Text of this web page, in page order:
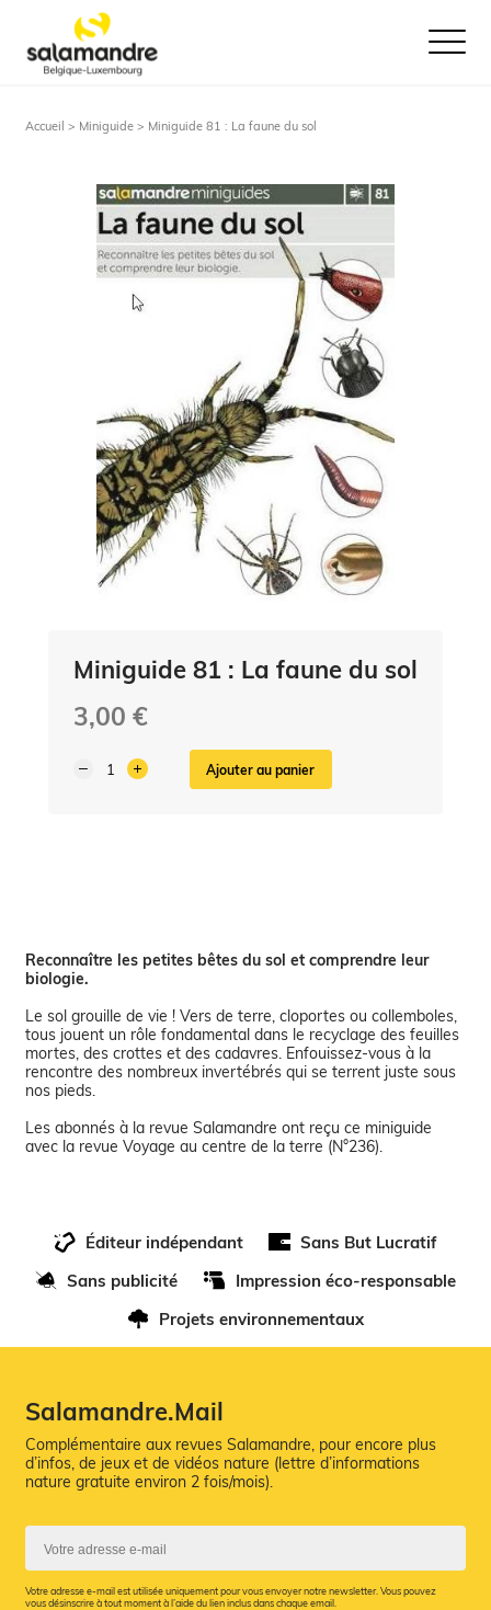
Ouvrir le
Accueil > Miniguide > Miniguide 81 : La faune du sol
Miniguide 81 : La faune du sol
3,00 €
Ajouter au panier
Reconnaître les petites bêtes du sol et comprendre leur
biologie.
Le sol grouille de vie ! Vers de terre, cloportes ou collemboles,
tous jouent un rôle fondamental dans le recyclage des feuilles
mortes, des crottes et des cadavres. Enfouissez-vous à la
rencontre des nombreux invertébrés qui se terrent juste sous
nos pieds.
Les abonnés à la revue Salamandre ont reçu ce miniguide
Éditeur indépendant
Sans But Lucratif
Sans publicité
Impression éco-responsable
Projets environnementaux
Salamandre.Mail
Complémentaire aux revues Salamandre, pour encore plus
d’infos, de jeux et de vidéos nature (lettre d’informations
nature gratuite environ 2 fois/mois).
Votre adresse e-mail est utilisée uniquement pour vous envoyer notre newsletter. Vous pouvez
vous désinscrire à tout moment à l’aide du lien inclus dans chaque email.